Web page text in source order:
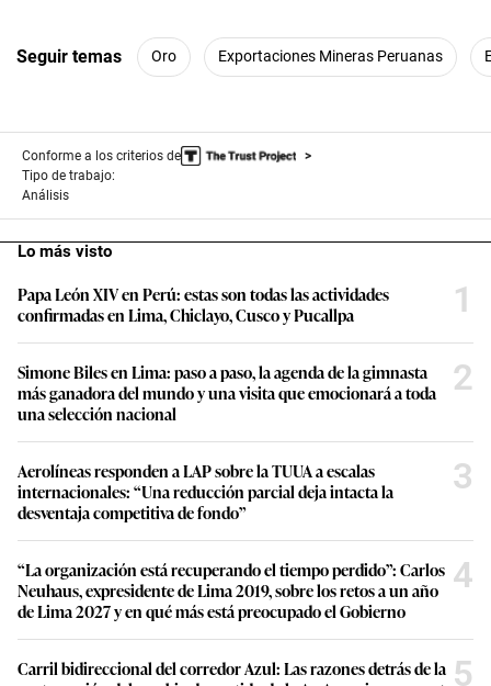
Seguir temas Oro Exportaciones Mineras Peruanas
Conforme a los criterios de
Tipo de trabajo:
Análisis
Lo más visto
Papa León XIV en Perú: estas son todas las actividades
confirmadas en Lima, Chiclayo, Cusco y Pucallpa
1
Simone Biles en Lima: paso a paso, la agenda de la gimnasta
más ganadora del mundo y una visita que emocionará a toda
una selección nacional
2
Aerolíneas responden a LAP sobre la TUUA a escalas
internacionales: “Una reducción parcial deja intacta la
desventaja competitiva de fondo”
3
“La organización está recuperando el tiempo perdido”: Carlos
Neuhaus, expresidente de Lima 2019, sobre los retos a un año
de Lima 2027 y en qué más está preocupado el Gobierno
4
Carril bidireccional del corredor Azul: Las razones detrás de la 5